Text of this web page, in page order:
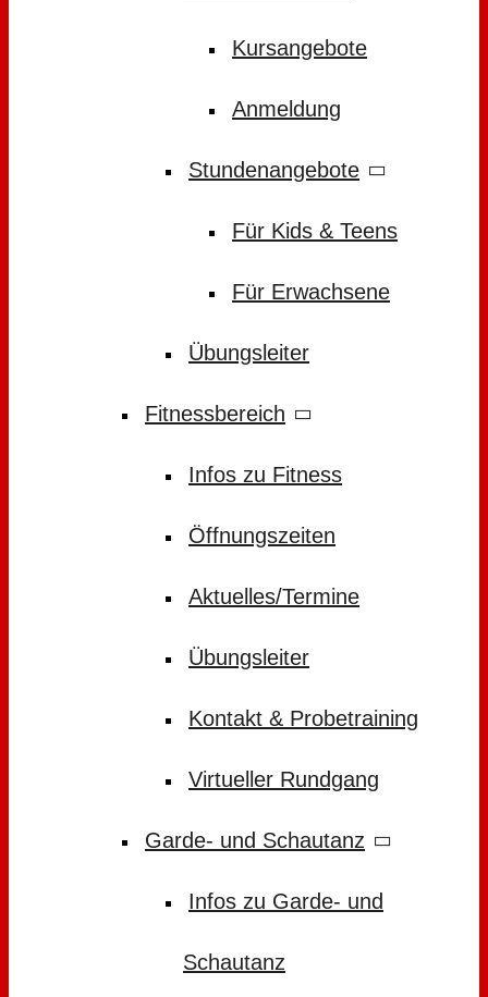
Kursangebote
Anmeldung
Stundenangebote
Für Kids & Teens
Für Erwachsene
Übungsleiter
Fitnessbereich
Infos zu Fitness
Öffnungszeiten
Aktuelles/Termine
Übungsleiter
Kontakt & Probetraining
Virtueller Rundgang
Garde- und Schautanz
Infos zu Garde- und
Schautanz